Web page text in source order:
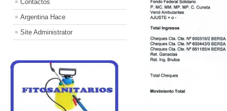
Contactos
Argentina Hace
Site Administrator